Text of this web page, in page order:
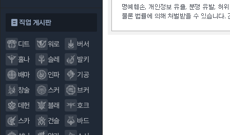
직업 게시판
디트 워로
버서
홀나
슬레
발키
배마
인파
기공
창술
스커
브커
데헌
블래
호크
스카
건슬
바드